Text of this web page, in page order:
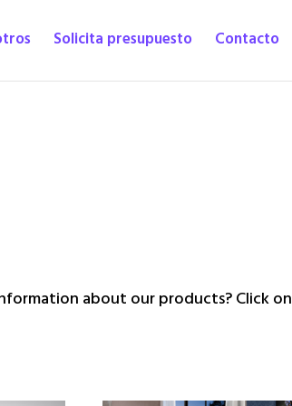
Solicita presupuesto Contacto
about our products? Click on